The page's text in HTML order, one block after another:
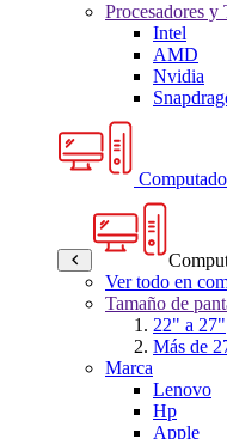
Procesadores y
Intel
AMD
Nvidia
Ver todo en
Tamaño de
22" a 27"
Más de
Marca
Lenovo
Hp
Apple